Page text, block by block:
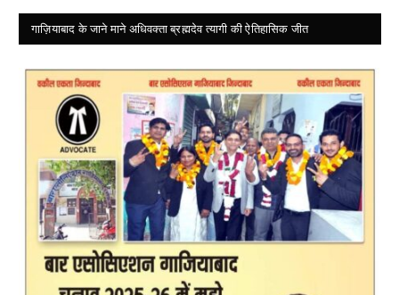
गाज़ियाबाद के जाने माने अधिवक्ता ब्रह्मदेव त्यागी की ऐतिहासिक जीत